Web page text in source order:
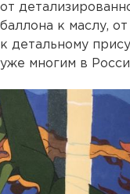
от
баллона к маслу,
к детальному
уже многим в